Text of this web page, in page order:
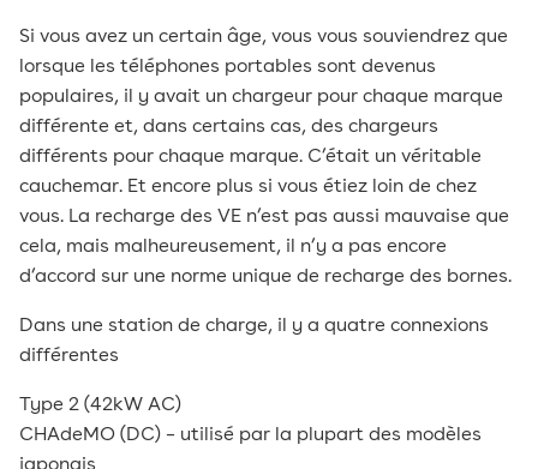
Si vous avez un certain âge, vous vous souviendrez que
lorsque les téléphones portables sont devenus
populaires, il y avait un chargeur pour chaque marque
différente et, dans certains cas, des chargeurs
différents pour chaque marque. C’était un véritable
cauchemar. Et encore plus si vous étiez loin de chez
vous. La recharge des VE n’est pas aussi mauvaise que
cela, mais malheureusement, il n’y a pas encore
d’accord sur une norme unique de recharge des bornes.
Dans une station de charge, il y a quatre connexions
différentes
Type 2 (42kW AC)
CHAdeMO (DC) – utilisé par la plupart des modèles